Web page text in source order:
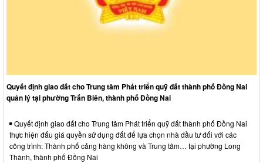
Quyết định giao đất cho Trung tâm Phát triển quỹ đất thành phố Đồng Nai
quản lý tại phường Trấn Biên, thành phố Đồng Nai
Quyết định giao đất cho Trung tâm Phát triển quỹ đất thành phố Đồng Nai
thực hiện đấu giá quyền sử dụng đất để lựa chọn nhà đầu tư đối với các
công trình: Thành phố cảng hàng không và Trung tâm… tại phường Long
Thành, thành phố Đồng Nai